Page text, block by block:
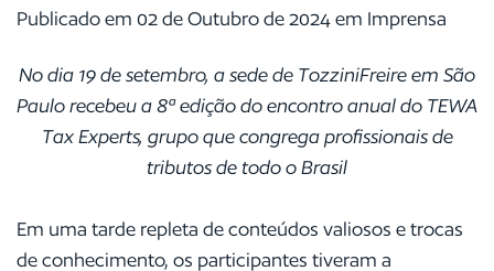
Publicado em 02 de Outubro de 2024 em Imprensa
No dia 19 de setembro, a sede de TozziniFreire em São
Paulo recebeu a 8ª edição do encontro anual do TEWA
Tax Experts, grupo que congrega profissionais de
tributos de todo o Brasil
Em uma tarde repleta de conteúdos valiosos e trocas
de conhecimento, os participantes tiveram a